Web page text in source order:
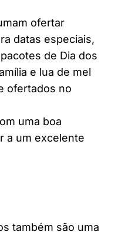
ofertar
datas especiais,
de Dia dos
e lua de mel
ofertados no
uma boa
a um excelente
também são uma